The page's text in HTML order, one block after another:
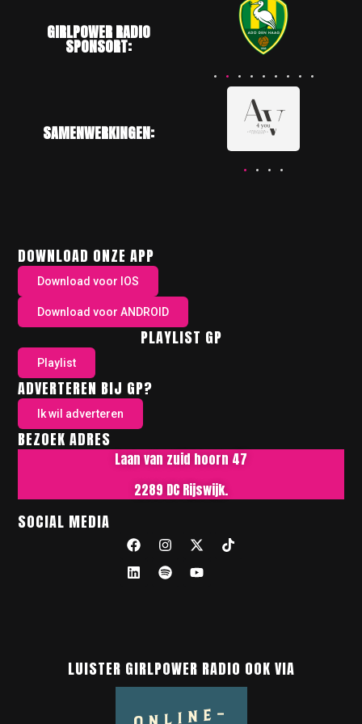
GIRLPOWER RADIO
SPONSORT:
SAMENWERKINGEN:
DOWNLOAD ONZE APP
Download voor IOS
Download voor ANDROID
PLAYLIST GP
Playlist
ADVERTEREN BIJ GP?
Ik wil adverteren
BEZOEK ADRES
Laan van zuid hoorn 47
2289 DC Rijswijk.
SOCIAL MEDIA
LUISTER GIRLPOWER RADIO OOK VIA